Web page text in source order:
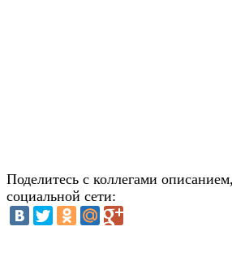
Поделитесь с коллегами
социальной сети: